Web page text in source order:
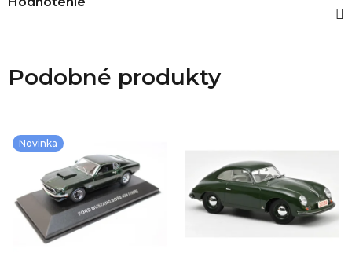
Podobné produkty
Novinka